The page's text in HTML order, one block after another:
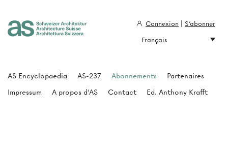
AS Encyclopaedia AS-237 Abonnements
Partenaires
Impressum
A propos d'AS Contact Ed. Anthony Krafft
Connexion
S'abonner
Français